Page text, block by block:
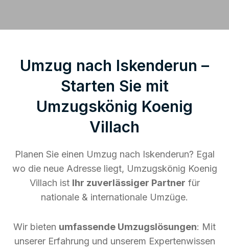
Umzug nach Iskenderun –
Starten Sie mit
Umzugskönig Koenig
Villach
Planen Sie einen Umzug nach Iskenderun? Egal
wo die neue Adresse liegt, Umzugskönig Koenig
Villach ist Ihr zuverlässiger Partner für
nationale & internationale Umzüge.
Wir bieten umfassende Umzugslösungen: Mit
unserer Erfahrung und unserem Expertenwissen